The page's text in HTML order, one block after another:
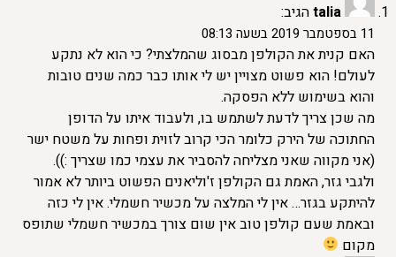
taliaהגיב:
11 בספטמבר 2019 בשעה 08:13
האם קנית את הקולפן מבסוג שהמלצתי? כי הוא לא נתקע
לעולם! הוא פשוט מצויין יש לי אותו כבר כמה שנים טובות
והוא בשימוש ללא הפסקה.
מה שכן צריך לדעת לשתמש בו, ולעבוד איתו על הדופן
החתוכה של הירק כלומר הכי קרוב לזוית ופחות על משטח ישר
(אני מקווה שאני מצליחה להסביר את עצמי כמו שצריך :)).
ולגבי גזר, האמת גם הקולפן ז'וליאנים הפשוט ביותר לא אמור
להיתקע בגזר… אין לי המלצה על מכשיר חשמלי. אין לי כזה
ובאמת שעם קולפן טוב אין שום צורך במכשיר חשמלי שתופס
מקום